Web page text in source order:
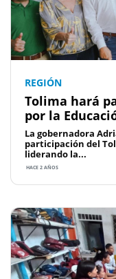
REGIÓN
Tolima hará
por la
La gobernadora
participación del
liderando la...
HACE 2 AÑOS